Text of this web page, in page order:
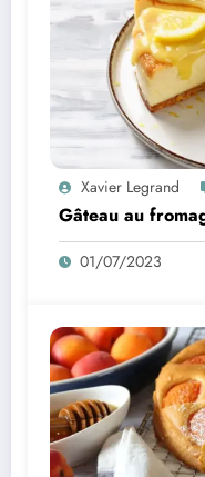
Xavier Legrand
Gâteau au
01/07/2023